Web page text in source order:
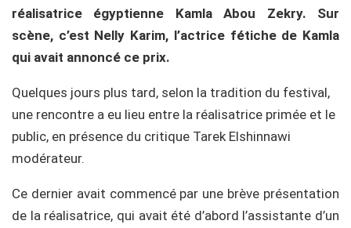
réalisatrice égyptienne Kamla Abou Zekry. Sur
scène, c’est Nelly Karim, l’actrice fétiche de Kamla
qui avait annoncé ce prix.
Quelques jours plus tard, selon la tradition du festival,
une rencontre a eu lieu entre la réalisatrice primée et le
public, en présence du critique Tarek Elshinnawi
modérateur.
Ce dernier avait commencé par une brève présentation
de la réalisatrice, qui avait été d’abord l’assistante d’un